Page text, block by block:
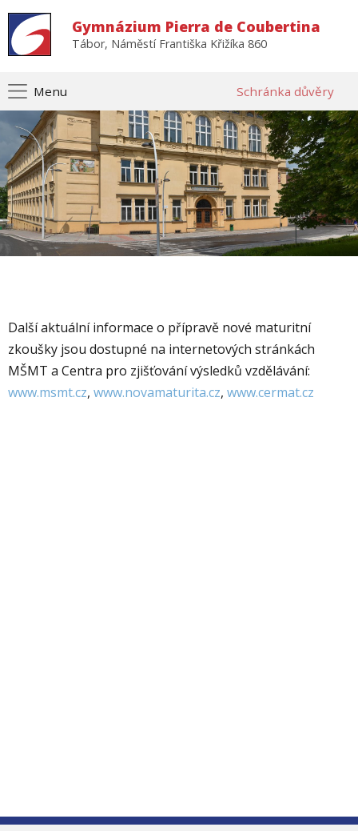
Gymnázium Pierra de Coubertina
Tábor, Náměstí Františka Křižíka 860
Menu Schránka důvěry
Další aktuální informace o přípravě nové maturitní
zkoušky jsou dostupné na internetových stránkách
MŠMT a Centra pro zjišťování výsledků vzdělávání:
www.msmt.cz, www.novamaturita.cz, www.cermat.cz